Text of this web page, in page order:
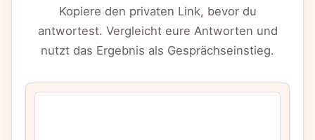
Kopiere den privaten Link, bevor du
antwortest. Vergleicht eure Antworten und
nutzt das Ergebnis als Gesprächseinstieg.